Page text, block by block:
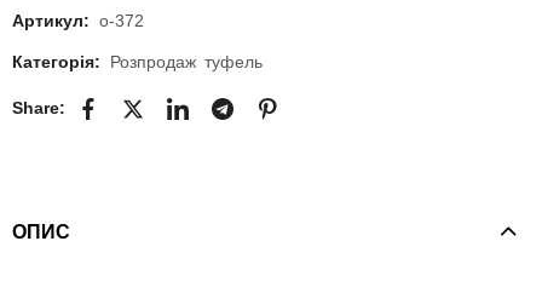
Артикул: о-372
Категорія: Розпродаж туфель
Share:
ОПИС